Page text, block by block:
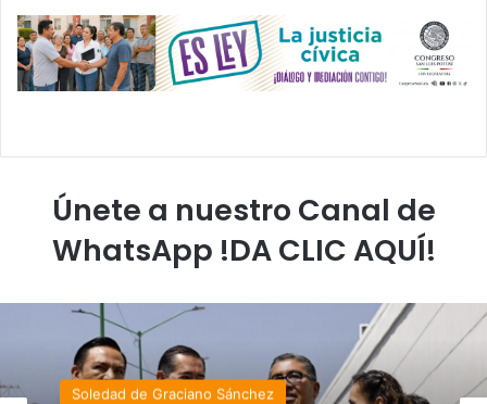
Únete a nuestro Canal de
WhatsApp !DA CLIC AQUÍ!
Soledad de Graciano Sánchez